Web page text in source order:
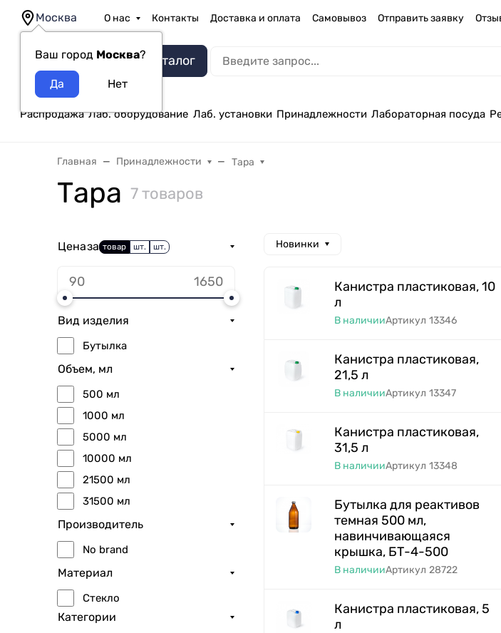
Москва
Ваш город Москва?
О нас Контакты Доставка и оплата Самовывоз Отправить заявку
Каталог
Распродажа Лаб. оборудование Лаб. установки Принадлежности Лабораторная посуда
Главная Принадлежности Тара
Тара 7 товаров
Ценаза товар шт. шт.
Вид изделия
Бутылка
Объем, мл
500 мл
1000 мл
5000 мл
10000 мл
21500 мл
31500 мл
Производитель
No brand
Материал
Стекло
Категории
Новинки
Канистра пластиковая, 10
л
В наличииАртикул 13346
Канистра пластиковая,
21,5 л
В наличииАртикул 13347
Канистра пластиковая,
31,5 л
В наличииАртикул 13348
Бутылка для реактивов
темная 500 мл,
навинчивающаяся
крышка, БТ-4-500
В наличииАртикул 28722
Канистра пластиковая, 5
л